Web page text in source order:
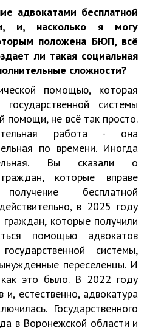
адвокатами бесплатной
и, насколько я могу
положена БЮП, всё
ли такая социальная
сложности?
помощью, которая
системы
помощи, не всё так просто.
работа - она
по времени. Иногда
Вы сказали о
которые вправе
бесплатной
в 2025 году
граждан, которые получили
помощью адвокатов
системы,
переселенцы. И
это было. В 2022 году
естественно, адвокатура
Государственного
в Воронежской области и